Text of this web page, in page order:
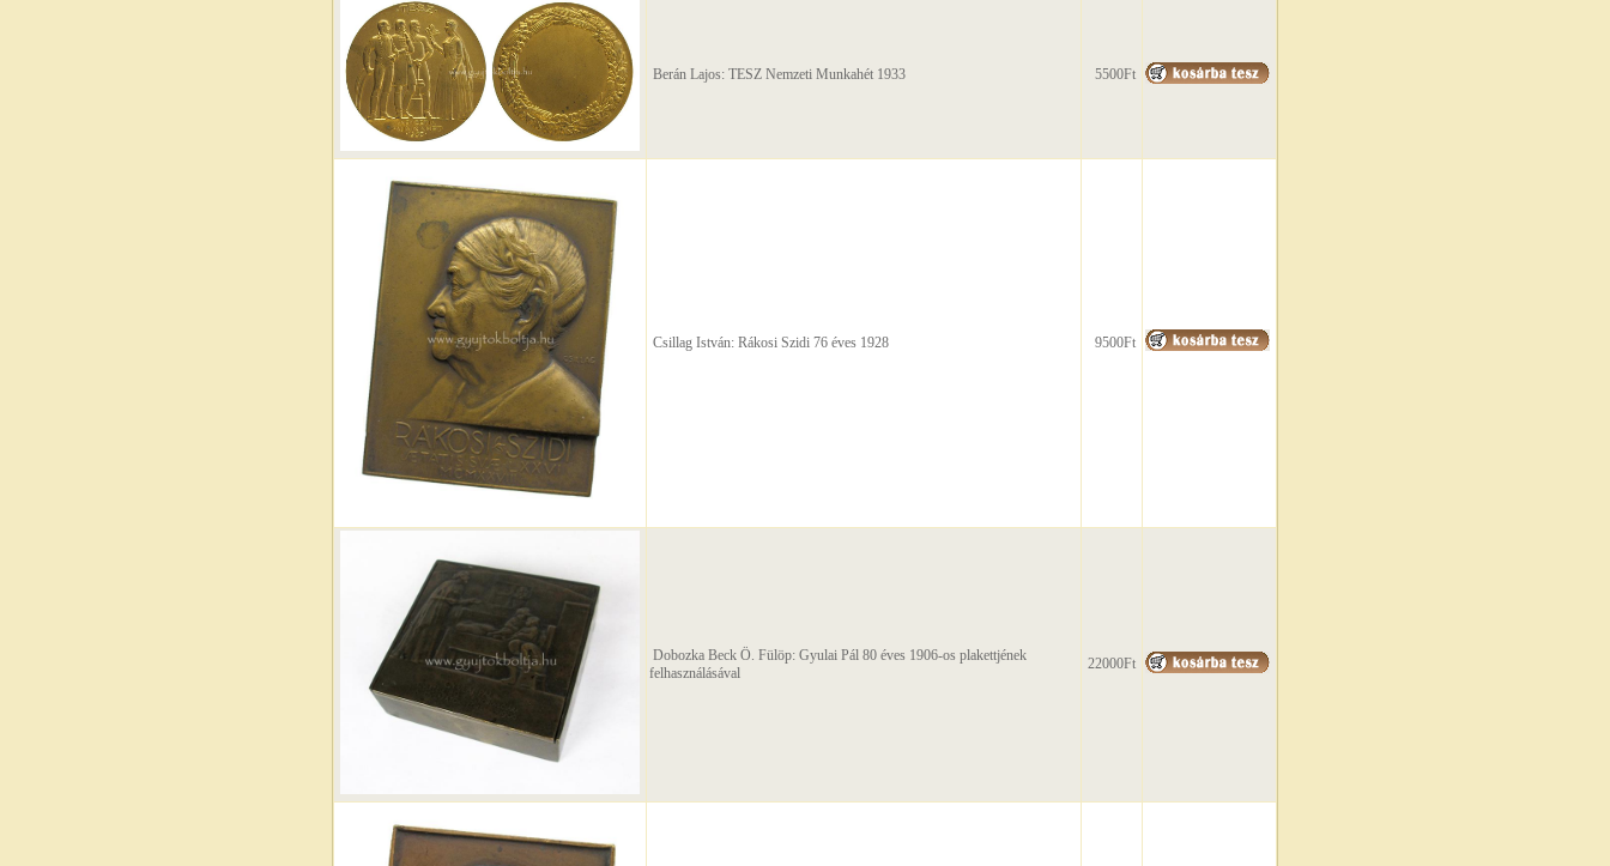
Berán Lajos: TESZ Nemzeti Munkahét 1933 5500Ft
Csillag István: Rákosi Szidi 76 éves 1928 9500Ft
Dobozka Beck Ö. Fülöp: Gyulai Pál 80 éves 1906-os plakettjének
felhasználásával
22000Ft